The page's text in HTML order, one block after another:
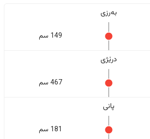
بەرزی
149 سم
درێژی
467 سم
پانی
181 سم